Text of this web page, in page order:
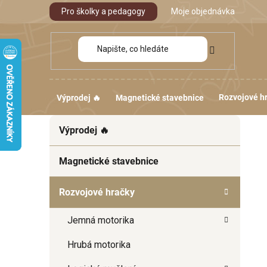
Pro školky a pedagogy Moje objednávka
Výprodej 🔥 Magnetické stavebnice Rozvojové
kategorie
t
g
i
Výprodej 🔥
Magnetické stavebnice
Rozvojové hračky
Jemná motorika
Hrubá motorika